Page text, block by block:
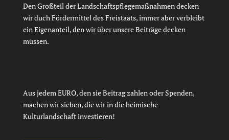
Den Großteil der Landschaftspflegemaßnahmen decken
wir duch Fördermittel des Freistaats, immer aber verbleibt
ein Eigenanteil, den wir über unsere Beiträge decken
müssen.
Aus jedem EURO, den sie Beitrag zahlen oder Spenden,
machen wir sieben, die wir in die heimische
Kulturlandschaft investieren!